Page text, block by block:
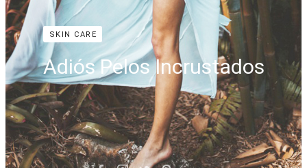
SKIN CARE
Adiós Pelos Incrustados